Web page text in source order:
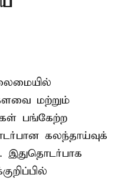
மற்றும்
பங்கேற்ற
கலந்தாய்வுக்
இதுதொடர்பாக